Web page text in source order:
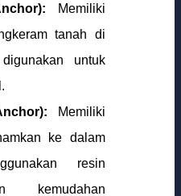
Memiliki
tanah di
untuk
Memiliki
ke dalam
resin
kemudahan